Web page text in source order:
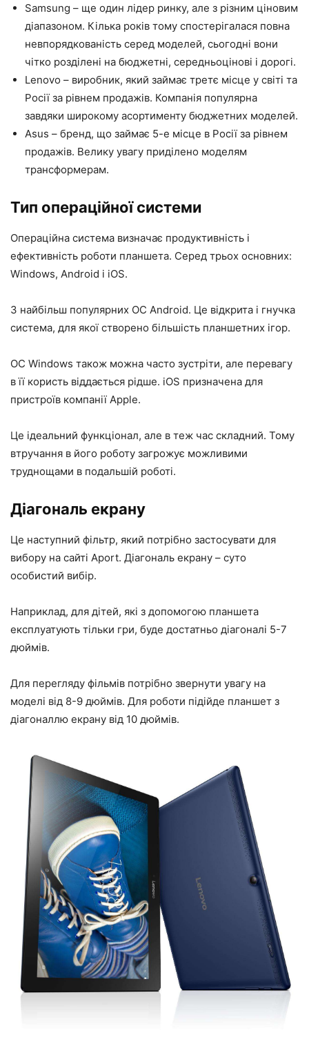
Samsung – ще один лідер ринку, але з різним ціновим
діапазоном. Кілька років тому спостерігалася повна
невпорядкованість серед моделей, сьогодні вони
чітко розділені на бюджетні, середньоцінові і дорогі.
Lenovo – виробник, який займає третє місце у світі та
Росії за рівнем продажів. Компанія популярна
завдяки широкому асортименту бюджетних моделей.
Asus – бренд, що займає 5-е місце в Росії за рівнем
продажів. Велику увагу приділено моделям
трансформерам.
Тип операційної системи
Операційна система визначає продуктивність і
ефективність роботи планшета. Серед трьох основних:
Windows, Android і iOS.
З найбільш популярних ОС Android. Це відкрита і гнучка
система, для якої створено більшість планшетних ігор.
ОС Windows також можна часто зустріти, але перевагу
в її користь віддається рідше. iOS призначена для
пристроїв компанії Apple.
Це ідеальний функціонал, але в теж час складний. Тому
втручання в його роботу загрожує можливими
труднощами в подальшій роботі.
Діагональ екрану
Це наступний фільтр, який потрібно застосувати для
вибору на сайті Аport. Діагональ екрану – суто
особистий вибір.
Наприклад, для дітей, які з допомогою планшета
експлуатують тільки гри, буде достатньо діагоналі 5-7
дюймів.
Для перегляду фільмів потрібно звернути увагу на
моделі від 8-9 дюймів. Для роботи підійде планшет з
діагоналлю екрану від 10 дюймів.